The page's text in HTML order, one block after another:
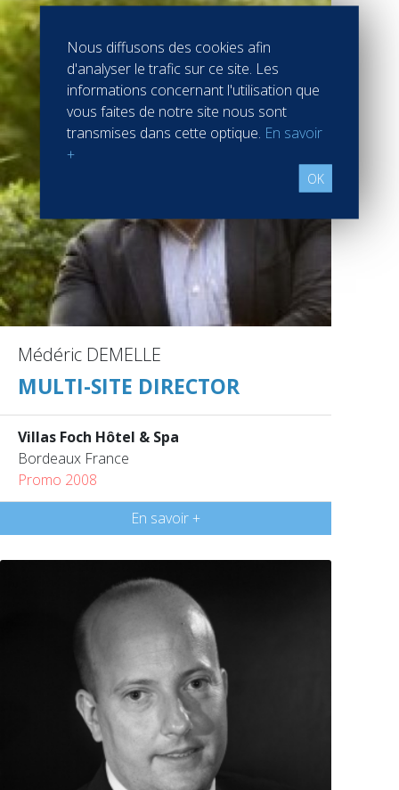
Médéric DEMELLE
MULTI-SITE DIRECTOR
Villas Foch Hôtel & Spa
Bordeaux France
Promo 2008
En savoir +
Nous diffusons des cookies afin
d'analyser le trafic sur ce site. Les
informations concernant l'utilisation que
vous faites de notre site nous sont
transmises dans cette optique. En savoir
+
OK